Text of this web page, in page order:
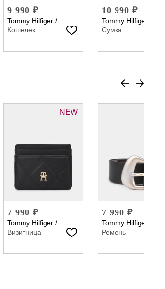
9 990 ₽
Tommy Hilfiger /
Кошелек
10 990 ₽
Tommy Hilfiger
Сумка
NEW
7 990 ₽
Tommy Hilfiger /
Визитница
7 990 ₽
Tommy Hilfiger
Ремень